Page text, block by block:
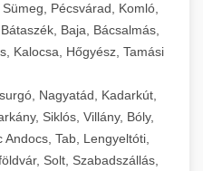
Pécsvárad, Komló,
Baja, Bácsalmás,
Kalocsa, Hőgyész, Tamási
Nagyatád, Kadarkút,
Siklós, Villány, Bóly,
Tab, Lengyeltóti,
Solt, Szabadszállás,